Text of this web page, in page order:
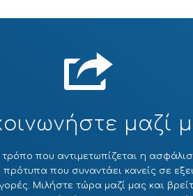
μαζί
τρόπο που αντιμετωπίζεται η
που συναντάει κανείς σε
Μιλήστε τώρα μαζί μας και